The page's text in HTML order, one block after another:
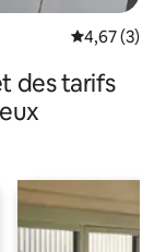
Évaluation
4,67 (3)
des tarifs